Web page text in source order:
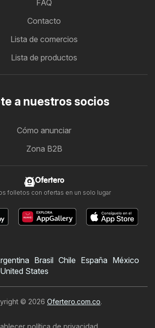
FAQ
Contacto
Lista de comercios
Lista de productos
a nuestros socios
Cómo anunciar
Zona B2B
Ofertero
folletos con ofertas en un solo lugar
Brasil Chile España México
United States
© 2026 Ofertero.com.co.